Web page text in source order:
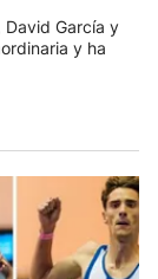
David García y
y ha